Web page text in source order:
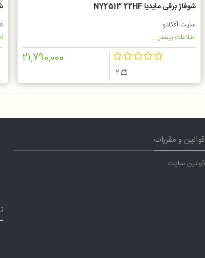
شوفاژ برقی مایدیا NY2513 22HF
سایت آفکادو
اطلاعات بیشتر...
21,790,000
قوانین و مقررات
قوانین سایت